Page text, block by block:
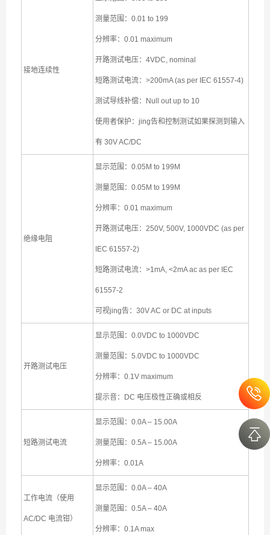
接地连续性
测量范围：0.01 to 199
分辨率：0.01 maximum
开路测试电压：4VDC, nominal
短路测试电流：>200mA (as per IEC 61557-4)
测试导线补偿：Null out up to 10
使用者保护：jing告和控制测试如果探测到输入
有 30V AC/DC
绝缘电阻
显示范围：0.05M to 199M
测量范围：0.05M to 199M
分辨率：0.01 maximum
开路测试电压：250V, 500V, 1000VDC (as per
IEC 61557-2)
短路测试电流：>1mA, <2mA ac as per IEC
61557-2
可视jing告：30V AC or DC at inputs
开路测试电压
显示范围：0.0VDC to 1000VDC
测量范围：5.0VDC to 1000VDC
分辨率：0.1V maximum
提示音：DC 电压极性正确或相反
短路测试电流
显示范围：0.0A – 15.00A
测量范围：0.5A – 15.00A
分辨率：0.01A
工作电流（使用
AC/DC 电流钳）
显示范围：0.0A – 40A
测量范围：0.5A – 40A
分辨率：0.1A max